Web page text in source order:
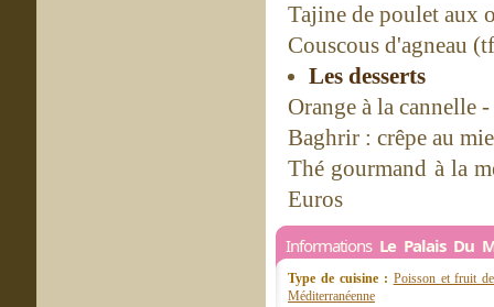
Tajine de poulet aux
Couscous d'agneau
Les desserts
Orange à la cannelle
Baghrir : crêpe au
Thé gourmand à la
Euros
Informations Le Palais Du
Type de cuisine : Poisson et fruit
Méditerranéenne